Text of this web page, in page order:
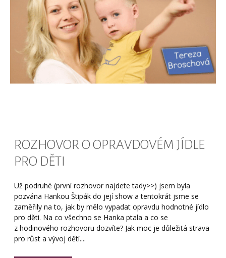
ROZHOVOR O OPRAVDOVÉM JÍDLE
PRO DĚTI
Už podruhé (první rozhovor najdete tady>>) jsem byla
pozvána Hankou Štipák do její show a tentokrát jsme se
zaměřily na to, jak by mělo vypadat opravdu hodnotné jídlo
pro děti. Na co všechno se Hanka ptala a co se
z hodinového rozhovoru dozvíte? Jak moc je důležitá strava
pro růst a vývoj dětí....